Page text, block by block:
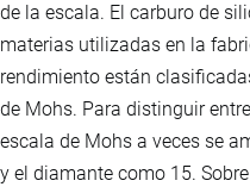
de la escala. El carburo de
materias utilizadas en la
rendimiento están
de Mohs. Para distinguir
escala de Mohs a veces se
y el diamante como 15.